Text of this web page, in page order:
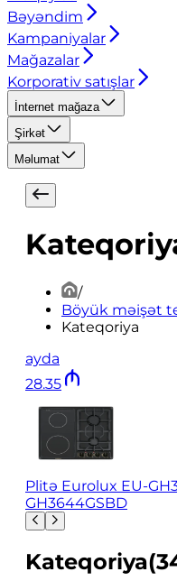
Bəyəndim
Kampaniyalar
Mağazalar
Korporativ satışlar
İnternet mağaza
Şirkət
Məlumat
/
Böyük məişət
Kateqoriya
ayda
28.35
Plitə Eurolux EU-
GH3644GSBD
Kateqoriya(